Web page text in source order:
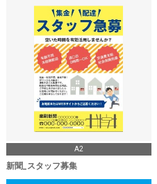
A2
新聞_スタッフ募集